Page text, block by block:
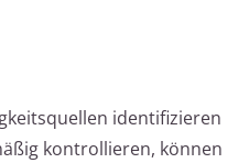
identifizieren
kontrollieren, können